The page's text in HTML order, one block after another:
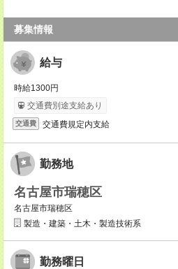
募集情報
給与
時給1300円
交通費別途支給あり
交通費 交通費規定内支給
勤務地
名古屋市瑞穂区
名古屋市瑞穂区
製造・建築・土木・製造技術系
勤務曜日